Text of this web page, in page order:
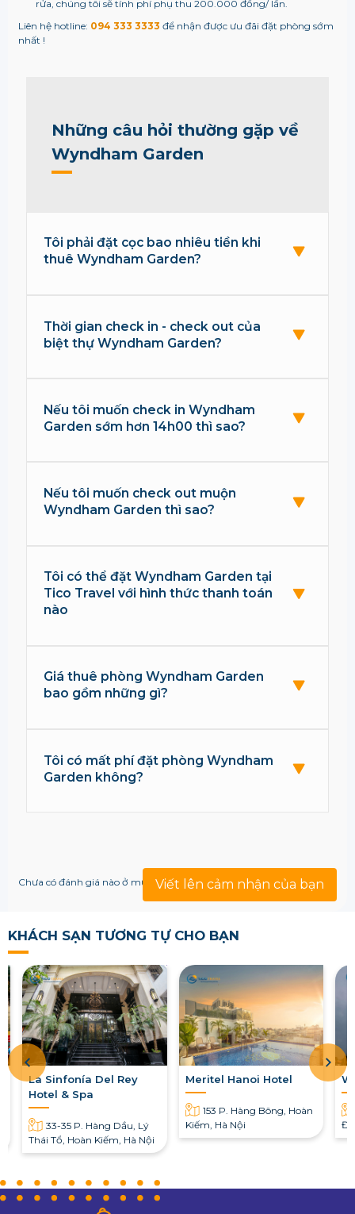
rửa, chúng tôi sẽ tính phí phụ thu 200.000 đồng/ lần.
Liên hệ hotline: 094 333 3333 để nhận được ưu đãi đặt phòng sớm
nhất !
Những câu hỏi thường gặp về
Wyndham Garden
Tôi phải đặt cọc bao nhiêu tiền khi
thuê Wyndham Garden?
Thời gian check in - check out của
biệt thự Wyndham Garden?
Nếu tôi muốn check in Wyndham
Garden sớm hơn 14h00 thì sao?
Nếu tôi muốn check out muộn
Wyndham Garden thì sao?
Tôi có thể đặt Wyndham Garden tại
Tico Travel với hình thức thanh toán
nào
Giá thuê phòng Wyndham Garden
bao gồm những gì?
Tôi có mất phí đặt phòng Wyndham
Garden không?
Viết lên cảm nhận của bạn
Chưa có đánh giá nào ở mục này!
KHÁCH SẠN TƯƠNG TỰ CHO BẠN
La Sinfonía Del Rey
Hotel & Spa
33-35 P. Hàng Dầu, Lý
Thái Tổ, Hoàn Kiếm, Hà Nội
Meritel Hanoi Hotel
153 P. Hàng Bông, Hoàn
Kiếm, Hà Nội